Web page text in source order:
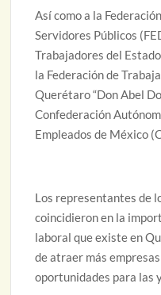
Así como a la
Servidores Públicos
Trabajadores del
la Federación de
Querétaro “Don Abel
Confederación
Empleados de México
Los representantes de
coincidieron en la
laboral que existe en
de atraer más
oportunidades para las